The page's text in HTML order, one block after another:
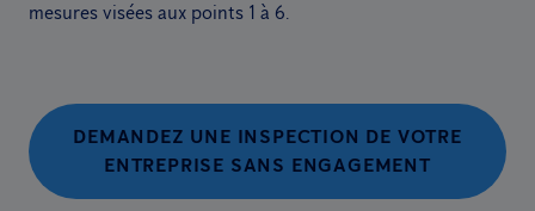
mesures visées aux points 1 à 6.
DEMANDEZ UNE INSPECTION DE VOTRE
ENTREPRISE SANS ENGAGEMENT